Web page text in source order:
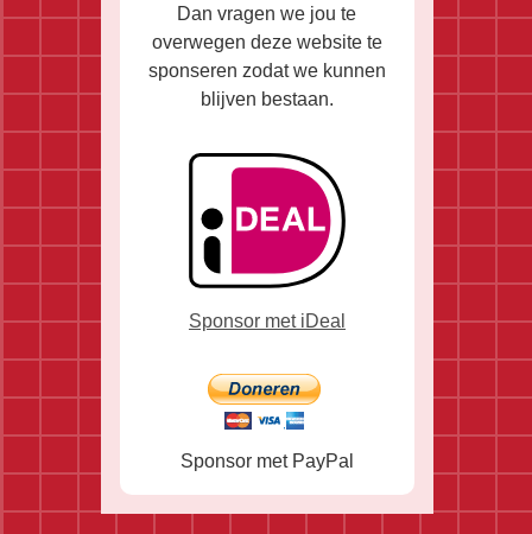
Dan vragen we jou te
overwegen deze website te
sponseren zodat we kunnen
blijven bestaan.
Sponsor met iDeal
Sponsor met PayPal